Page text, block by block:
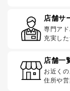
店舗サ
専門ア
充実し
店舗一
お近く
住所や